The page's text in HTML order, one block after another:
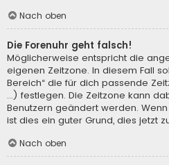
Nach oben
Die Forenuhr geht falsch!
Möglicherweise entspricht die
eigenen Zeitzone. In diesem Fall
Bereich“ die für dich passende
...) festlegen. Die Zeitzone kann
Benutzern geändert werden.
ist dies ein guter Grund, dies jetzt
Nach oben